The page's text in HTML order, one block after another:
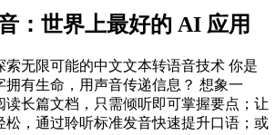
：世界上最好的 AI 应用
索无限可能的中文文本转语音技术 你是
拥有生命，用声音传递信息？ 想象一
读长篇文档，只需倾听即可掌握要点；让
松，通过聆听标准发音快速提升口语；或